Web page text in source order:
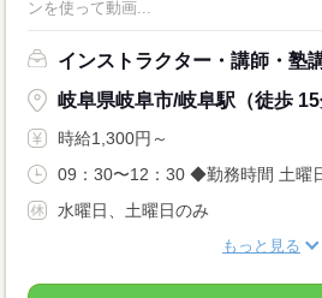
ンを使って動画...
インストラクター・講師・塾
岐阜県岐阜市/岐阜駅（徒歩 15
時給1,300円～
09：30〜12：30 ◆勤務時間 土曜
水曜日、土曜日のみ
もっと見る